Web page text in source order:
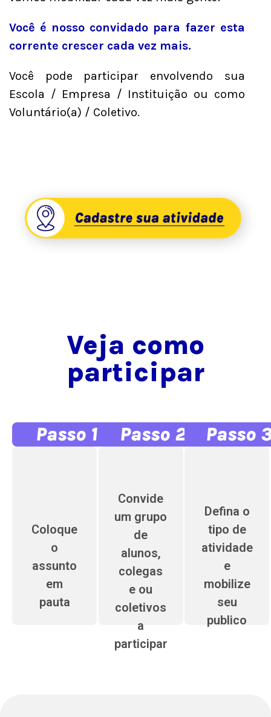
Você é nosso convidado para fazer esta
corrente crescer cada vez mais.
Você pode participar envolvendo sua
Escola / Empresa / Instituição ou como
Voluntário(a) / Coletivo.
Veja como
participar
Passo 1
Coloque
o
assunto
em
pauta
Passo 2
Convide
um grupo
de
alunos,
colegas
e ou
coletivos
a
participar
Passo
Defina o
tipo de
atividade
e
mobilize
seu
publico